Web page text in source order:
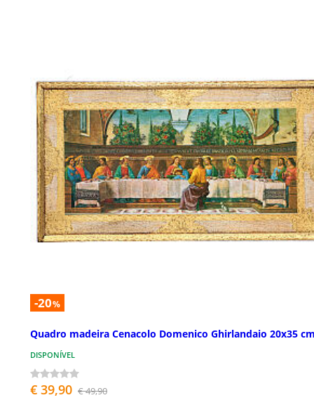
-20%
Quadro madeira Cenacolo Domenico Ghirlandaio 20x35
DISPONÍVEL
€ 39,90 € 49,90